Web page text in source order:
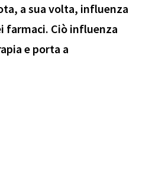
a sua volta, influenza
farmaci. Ciò influenza
e porta a